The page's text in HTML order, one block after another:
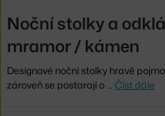
Noční stolky a
mramor / kámen
Designové noční stolky hravě
zároveň se postarají o … Číst dále